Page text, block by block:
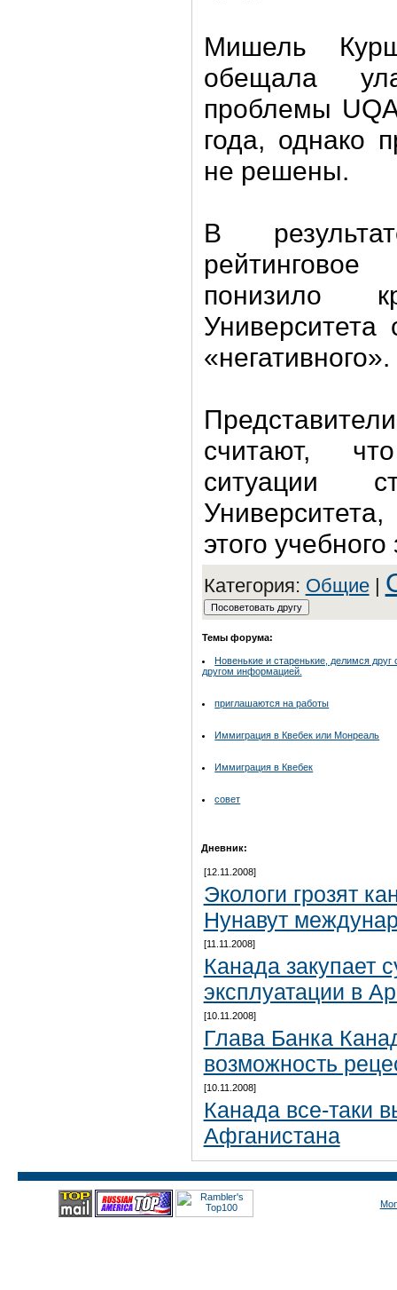
Мишель
обещала
проблемы
года, однако
не решены.
В
понизило
Университета
«негативного».
считают,
ситуации
этого
Категория: Общие|
Темы форума:
Новенькие и старенькие, делимся друг
другом информацией.
приглашаются на работы
Иммиграция в Квебек или Монреаль
Иммиграция в Квебек
совет
Дневник:
[12.11.2008]
Экологи грозят
Нунавут
[11.11.2008]
Канада закупает
эксплуатации в
[10.11.2008]
Глава Банка
возможность
[10.11.2008]
Канада все-таки
Афганистана